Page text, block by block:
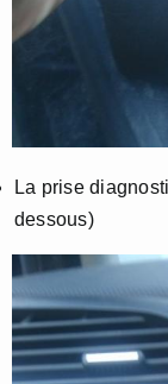
La prise
dessous)